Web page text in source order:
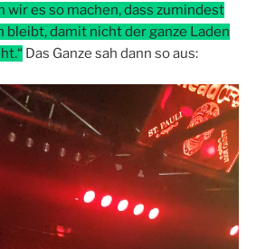
wir es so machen, dass zumindest
bleibt, damit nicht der ganze Laden
Das Ganze sah dann so aus: